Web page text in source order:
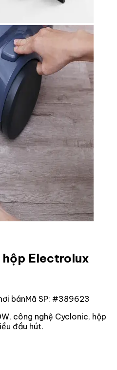
hộp Electrolux
bánMã SP: #389623
công nghệ Cyclonic, hộp
đầu hút.